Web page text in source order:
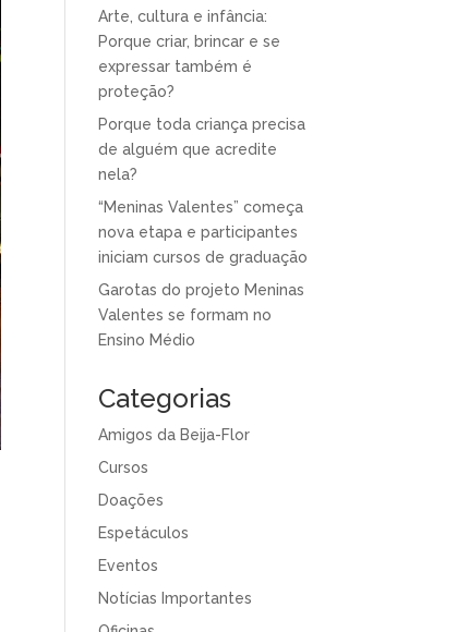
Arte, cultura e infância:
Porque criar, brincar e se
expressar também é
proteção?
Porque toda criança precisa
de alguém que acredite
nela?
“Meninas Valentes” começa
nova etapa e participantes
iniciam cursos de graduação
Garotas do projeto Meninas
Valentes se formam no
Ensino Médio
Categorias
Amigos da Beija-Flor
Cursos
Doações
Espetáculos
Eventos
Notícias Importantes